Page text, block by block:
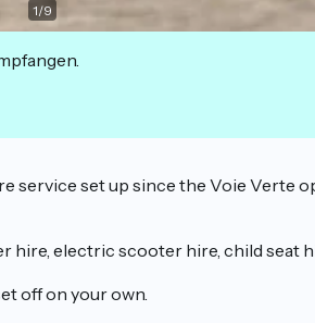
1/9
service set up since the Voie Verte
hire, electric scooter hire, child seat
off on your own.